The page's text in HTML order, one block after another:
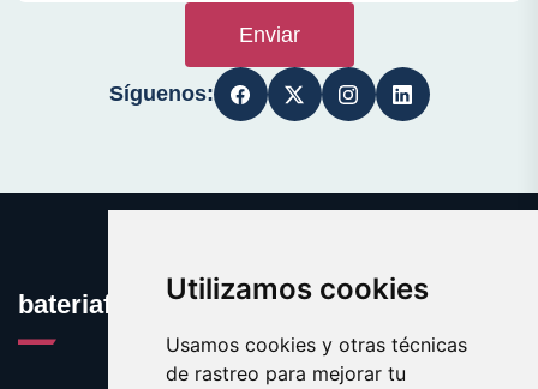
Utilizamos cookies
Usamos cookies y otras técnicas
de rastreo para mejorar tu
Enviar
Síguenos:
bateriafina.es